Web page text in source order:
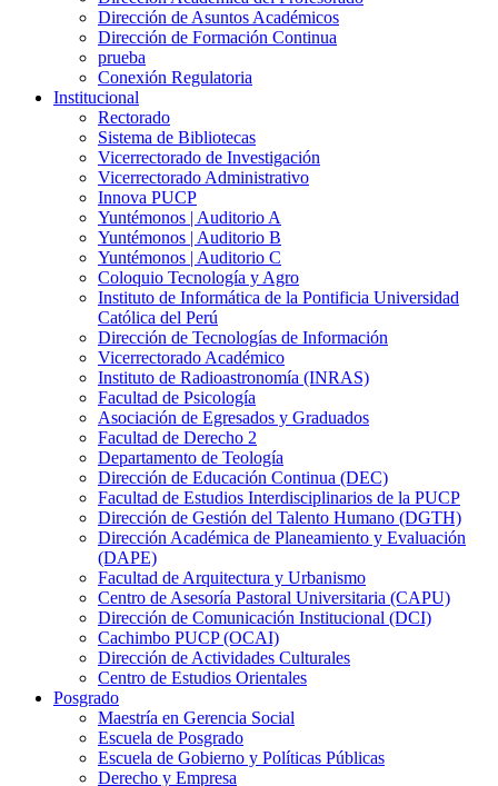
Dirección de Asuntos Académicos
Dirección de Formación Continua
prueba
Conexión Regulatoria
Institucional
Rectorado
Sistema de Bibliotecas
Vicerrectorado de Investigación
Vicerrectorado Administrativo
Innova PUCP
Yuntémonos | Auditorio A
Yuntémonos | Auditorio B
Yuntémonos | Auditorio C
Coloquio Tecnología y Agro
Instituto de Informática de la Pontificia Universidad
Católica del Perú
Dirección de Tecnologías de Información
Vicerrectorado Académico
Instituto de Radioastronomía (INRAS)
Facultad de Psicología
Asociación de Egresados y Graduados
Facultad de Derecho 2
Departamento de Teología
Dirección de Educación Continua (DEC)
Facultad de Estudios Interdisciplinarios de la PUCP
Dirección de Gestión del Talento Humano (DGTH)
Dirección Académica de Planeamiento y Evaluación
(DAPE)
Facultad de Arquitectura y Urbanismo
Centro de Asesoría Pastoral Universitaria (CAPU)
Dirección de Comunicación Institucional (DCI)
Cachimbo PUCP (OCAI)
Dirección de Actividades Culturales
Centro de Estudios Orientales
Posgrado
Maestría en Gerencia Social
Escuela de Posgrado
Escuela de Gobierno y Políticas Públicas
Derecho y Empresa